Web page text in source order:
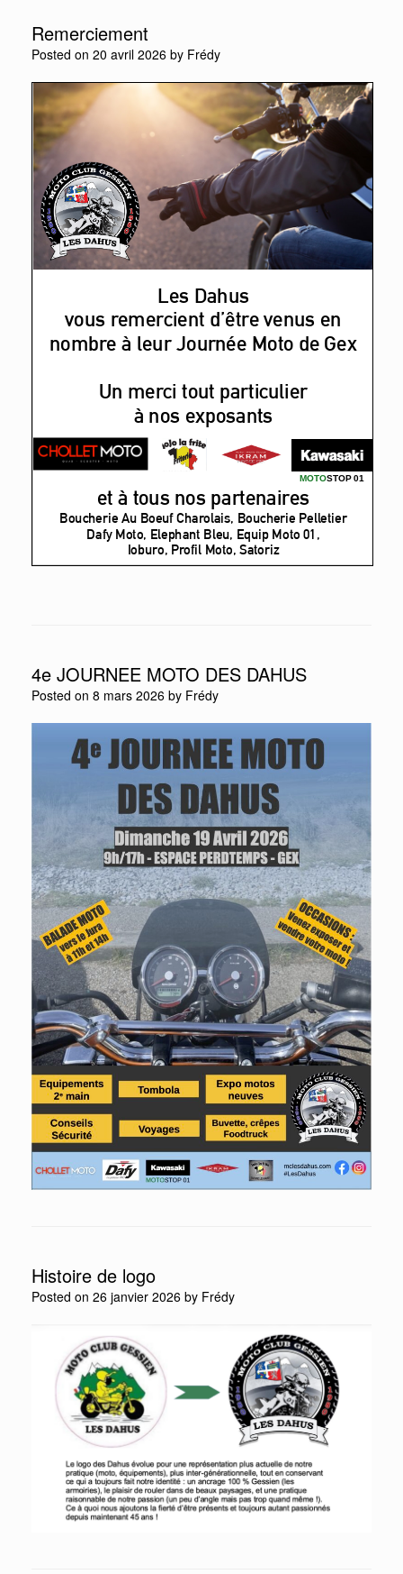
Remerciement
Posted on 20 avril 2026 by Frédy
4e JOURNEE MOTO DES DAHUS
Posted on 8 mars 2026 by Frédy
Histoire de logo
Posted on 26 janvier 2026 by Frédy